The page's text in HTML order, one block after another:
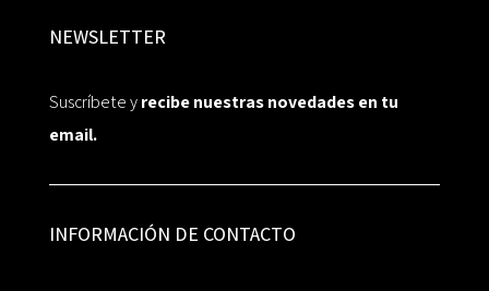
NEWSLETTER
Suscríbete yrecibe nuestras novedades en tu
email.
INFORMACIÓN DE CONTACTO